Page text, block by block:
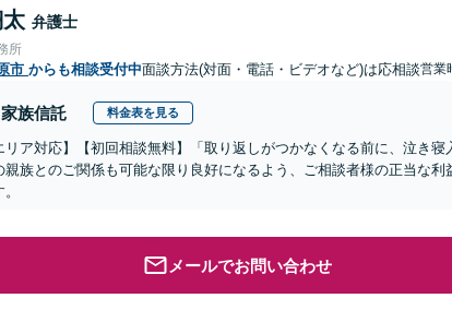
弁護士
所
市 からも相談受付中面談方法(対面・電話・ビデオなど)は応相談営業
家族信託 料金表を見る
リア対応】【初回相談無料】「取り返しがつかなくなる前に、泣き
親族とのご関係も可能な限り良好になるよう、ご相談者様の正当な
メールでお問い合わせ